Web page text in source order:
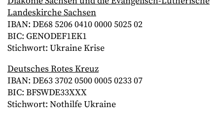
Landeskirche Sachsen
IBAN: DE68 5206 0410 0000 5025 02
BIC: GENODEF1EK1
Stichwort: Ukraine Krise
Deutsches Rotes Kreuz
IBAN: DE63 3702 0500 0005 0233 07
BIC: BFSWDE33XXX
Stichwort: Nothilfe Ukraine